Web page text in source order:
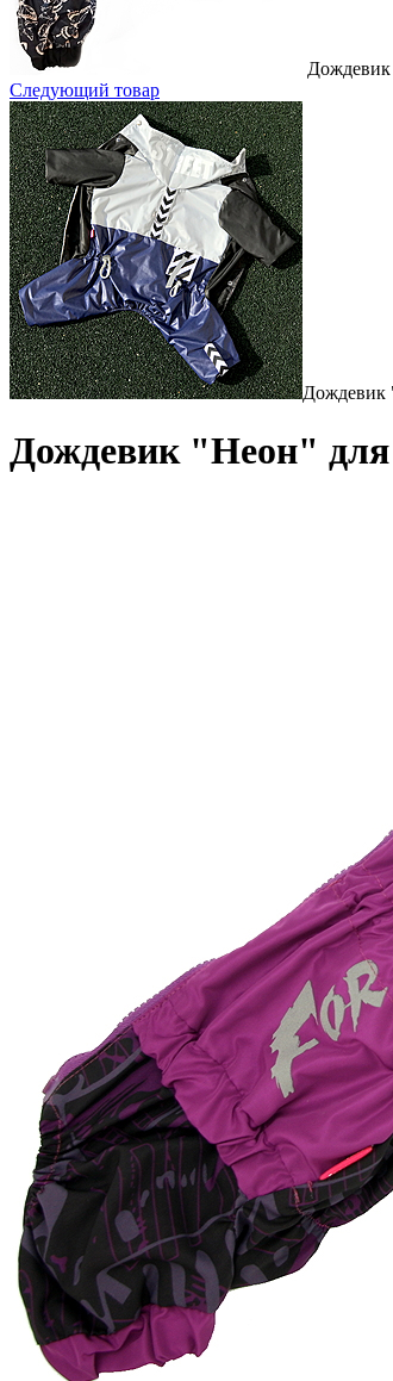
Дождевик
Следующий товар
Дождевик
Дождевик "Неон" для